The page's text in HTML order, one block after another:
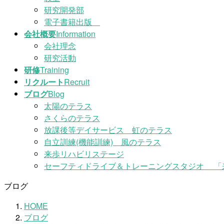
研究開発部
電子書籍出版
会社概要Information
会社理念
研究活動
研修Training
リクルートRecruit
ブログBlog
太陽のテラス
さくらのテラス
放課後等デイサービス 虹のテラス
自立訓練(機能訓練) 風のテラス
来歩リハビリステージ
セーフティドライブ＆トレーニングスタジオ 「
ブログ
HOME
ブログ